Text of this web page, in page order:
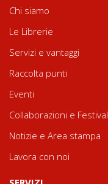
Chi siamo
Le Librerie
Servizi e vantaggi
Raccolta punti
Eventi
Collaborazioni e Festival
Notizie e Area stampa
Lavora con noi